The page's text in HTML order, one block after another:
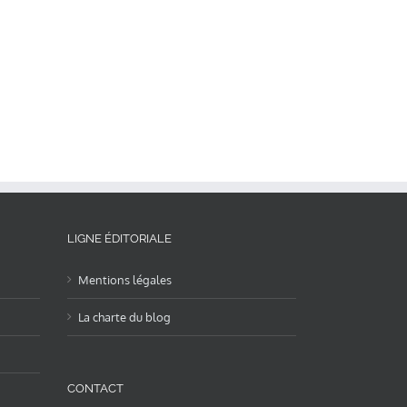
LIGNE ÉDITORIALE
Mentions légales
La charte du blog
CONTACT